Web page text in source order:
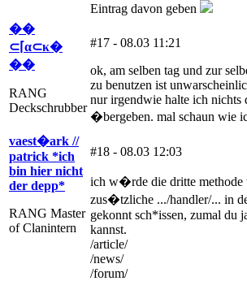
Eintrag davon geben
��
⊂⌈α⊂κ�
��
RANG
Deckschrubber
#17 - 08.03 11:21
ok, am selben tag und zur
zu benutzen ist
nur irgendwie halte ich nichts
�bergeben. mal schaun wie
vaest�ark //
patrick *ich
bin hier nicht
der depp*
RANG Master
of Clanintern
#18 - 08.03 12:03
ich w�rde die dritte
zus�tzliche .../handler/... in
gekonnt sch*issen, zumal du
kannst.
/article/
/news/
/forum/